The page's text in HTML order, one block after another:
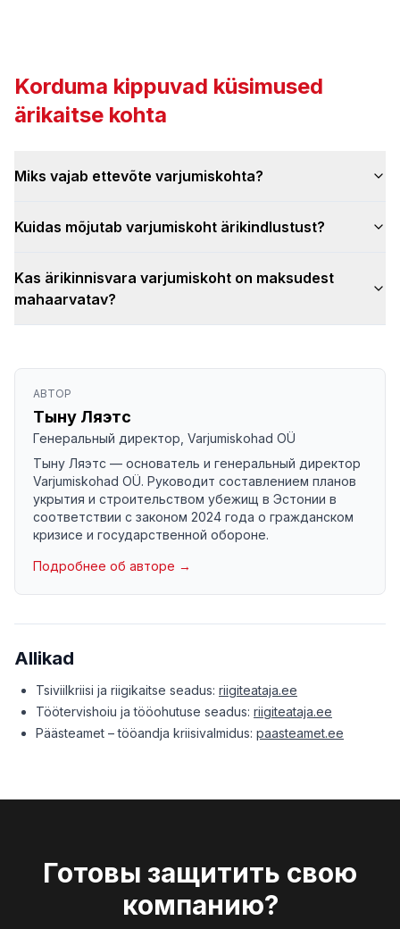
Korduma kippuvad küsimused
ärikaitse kohta
Miks vajab ettevõte varjumiskohta?
Kuidas mõjutab varjumiskoht ärikindlustust?
Kas ärikinnisvara varjumiskoht on maksudest
mahaarvatav?
АВТОР
Тыну Ляэтс
Генеральный директор, Varjumiskohad OÜ
Тыну Ляэтс — основатель и генеральный директор
Varjumiskohad OÜ. Руководит составлением планов
укрытия и строительством убежищ в Эстонии в
соответствии с законом 2024 года о гражданском
кризисе и государственной обороне.
Подробнее об авторе →
Allikad
Tsiviilkriisi ja riigikaitse seadus: riigiteataja.ee
Töötervishoiu ja tööohutuse seadus: riigiteataja.ee
Päästeamet – tööandja kriisivalmidus: paasteamet.ee
Готовы защитить свою
компанию?